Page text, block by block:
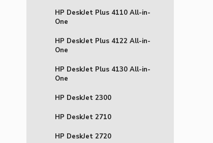
HP DeskJet Plus 4110 All-in-
One
HP DeskJet Plus 4122 All-in-
One
HP DeskJet Plus 4130 All-in-
One
HP DeskJet 2300
HP DeskJet 2710
HP DeskJet 2720